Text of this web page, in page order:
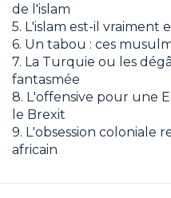
de l'islam
5. L'islam est-il vraiment
6. Un tabou : ces
7. La Turquie ou les
fantasmée
8. L'offensive pour une
le Brexit
9. L'obsession coloniale
africain